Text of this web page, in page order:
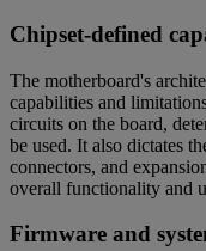
Chipset-defined
The motherboard's
capabilities and
circuits on the board,
be used. It also dictates
connectors, and
overall functionality and
Firmware and